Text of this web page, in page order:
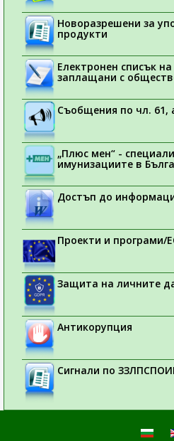
Новоразрешени за
продукти
Електронен списък
заплащани с
Съобщения по чл. 61,
„Плюс мен“ -
имунизациите в
Достъп до
Проекти и програми/
Защита на личните
Антикорупция
Сигнали по